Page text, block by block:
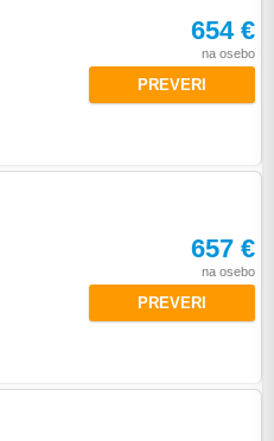
654 €
na osebo
PREVERI
657 €
na osebo
PREVERI